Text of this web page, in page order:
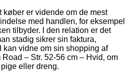
køber er vidende om de mest
med handlen, for eksempel
tilbyder. I den relation er det
stadig sikrer sin faktura,
kan vidne om sin shopping af
– Str. 52-56 cm – Hvid, om
eller dreng.